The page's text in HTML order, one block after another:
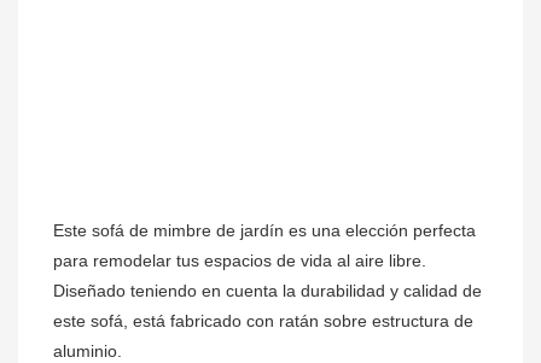
Este sofá de mimbre de jardín es una elección perfecta
para remodelar tus espacios de vida al aire libre.
Diseñado teniendo en cuenta la durabilidad y calidad de
este sofá, está fabricado con ratán sobre estructura de
aluminio.